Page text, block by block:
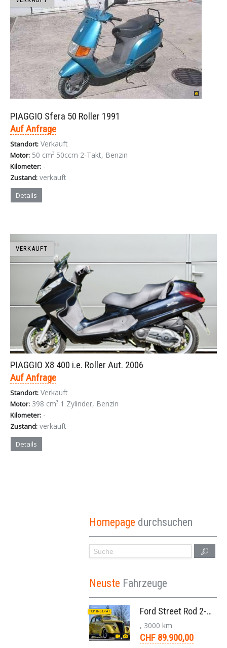
PIAGGIO Sfera 50 Roller 1991
Auf Anfrage
Standort: Verkauft
Motor: 50 cm³ 50ccm 2-Takt, Benzin
Kilometer: -
Zustand: verkauft
Details
VERKAUFT
PIAGGIO X8 400 i.e. Roller Aut. 2006
Auf Anfrage
Standort: Verkauft
Motor: 398 cm³ 1 Zylinder, Benzin
Kilometer: -
Zustand: verkauft
Details
Homepage durchsuchen
Neuste Fahrzeuge
TOP INSERAT Ford Street Rod 2-Door V8 Aut. 1937
, 3000 km
CHF 89.900,00